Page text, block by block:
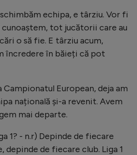
echipa, e târziu. Vor fi
tot jucătorii care au
o să fie. E târziu acum,
încredere în băieți că pot
European, deja am
națională și-a revenit. Avem
mai departe.
1? - n.r) Depinde de fiecare
depinde de fiecare club. Liga 1